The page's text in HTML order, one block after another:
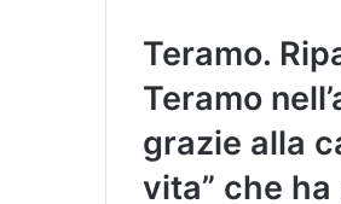
Teramo.
Teramo
grazie alla
vita” che